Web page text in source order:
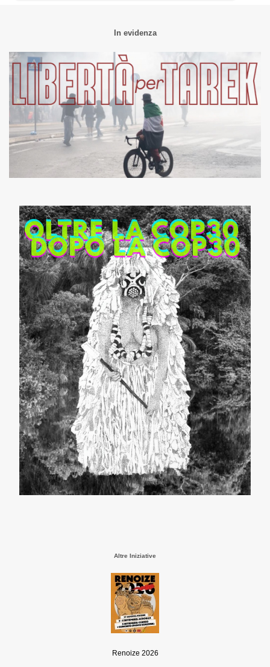
In evidenza
Altre Iniziative
Renoize 2026